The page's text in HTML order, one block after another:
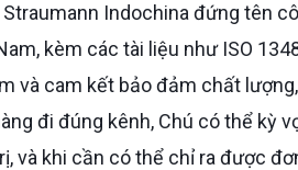
Indochina đứng tên
kèm các tài liệu như ISO
và cam kết bảo đảm chất
đi đúng kênh, Chú có thể kỳ
và khi cần có thể chỉ ra được